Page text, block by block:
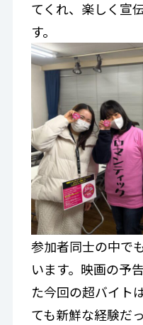
てくれ、楽しく宣
す。
参加者同士の中で
います。映画の予
た今回の超バイト
ても新鮮な経験だ